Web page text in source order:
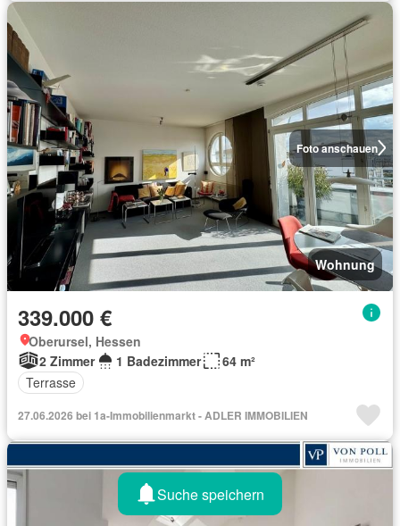
Foto anschauen
Wohnung
339.000 €
Oberursel, Hessen
2 Zimmer
1 Badezimmer
64 m²
Terrasse
27.06.2026 bei 1a-Immobilienmarkt - ADLER IMMOBILIEN
Suche speichern